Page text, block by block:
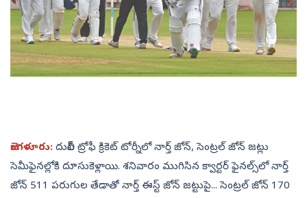
బెంగళూరు: దులీప్‌ ట్రోఫీ క్రికెట్‌ టోర్నీలో నార్త్‌ జోన్, సెంట్రల్‌ జోన్‌ జట్లు
సెమీఫైనల్లోకి దూసుకెళ్లాయి. శనివారం ముగిసిన క్వార్టర్‌ ఫైనల్స్‌లో నార్త్‌
జోన్‌ 511 పరుగుల తేడాతో నార్త్‌ ఈస్ట్‌ జోన్‌ జట్టుపై... సెంట్రల్‌ జోన్‌ 170